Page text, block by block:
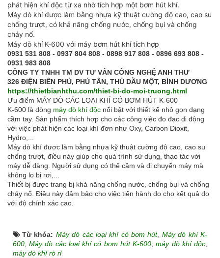
phát hiện khí độc từ xa nhờ tích hợp một bơm hút khí.
Máy dò khí được làm bằng nhựa kỹ thuật cường độ cao, cao su
chống trượt, có khả năng chống nước, chống bụi và chống
cháy nổ.
Máy dò khí K-600 với máy bơm hút khí tích hợp
0931 531 808 - 0937 804 808 - 0898 917 808 - 0896 693 808 -
0931 983 808
CÔNG TY TNHH TM DV TƯ VẤN CÔNG NGHỆ ANH THƯ
326 ĐIỆN BIÊN PHỦ, PHÚ TÂN, THỦ DẦU MỘT, BÌNH DƯƠNG
https://thietbianhthu.com/thiet-bi-do-moi-truong.html
Ưu điểm MÁY DÒ CÁC LOẠI KHÍ CÓ BƠM HÚT K-600
K-600 là dòng máy dò khí độc nổi bật với thiết kế nhỏ gọn dạng
cầm tay. Sản phẩm thích hợp cho các công việc đo đạc di động
với việc phát hiện các loại khí đơn như Oxy, Carbon Dioxit,
Hydro,...
Máy dò khí được làm bằng nhựa kỹ thuật cường độ cao, cao su
chống trượt, điều này giúp cho quá trình sử dụng, thao tác với
máy dễ dàng. Người sử dụng có thể cầm và di chuyển máy mà
không lo bị rơi,...
Thiết bị được trang bị khả năng chống nước, chống bụi và chống
cháy nổ. Điều này đảm bảo cho việc tiến hành đo cho kết quả đo
với độ chính xác cao.
Từ khóa: Máy dò các loại khí có bơm hút, Máy dò khí K-
600,Máy dò các loại khí có bơm hút K-600,máy dò khí độc,
máy dò khí rò rỉ